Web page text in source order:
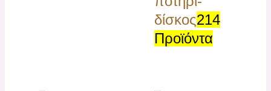
δίσκος214
Προϊόντα